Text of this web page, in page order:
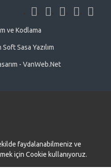
ve Kodlama
Sasa Yazılım
- VanWeb.Net
faydalanabilmeniz ve
için Cookie kullanıyoruz.